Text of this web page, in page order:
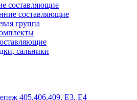
составляющие
составляющие
группа
сальники
405,406,409, Е3, Е4